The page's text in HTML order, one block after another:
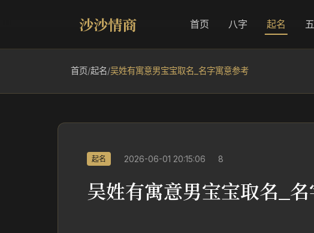
沙沙情商 首页 八字 起名
首页/起名/吴姓有寓意男宝宝取名_名字寓意参考
起名 2026-06-01 20:15:06 8
吴姓有寓意男宝宝取名_